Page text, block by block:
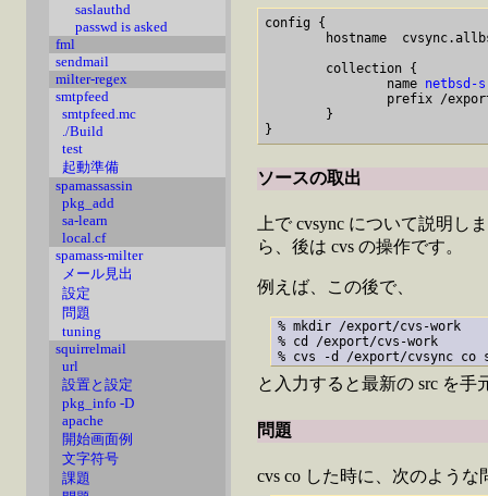
saslauthd
passwd is asked
fml
sendmail
milter-regex
smtpfeed
smtpfeed.mc
./Build
test
起動準備
spamassassin
pkg_add
sa-learn
local.cf
spamass-milter
メール見出
設定
問題
tuning
squirrelmail
url
設置と設定
pkg_info -D
apache
開始画面例
文字符号
課題
config {
hostname
        collection {
                name
netbsd-
prefix /
        }
ソースの取出
上で cvsync について説明
ら、後は cvs の操作です。
例えば、この後で、
% mkdir /export/cvs-work
% cd /export/cvs-work
と入力すると最新の src を手
問題
cvs co した時に、次のよう